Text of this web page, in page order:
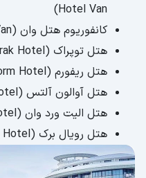
Hotel Van)
کانفوریوم هتل وان (The Conforium Hotel Van)
هتل توپراک (Toprak Hotel)
هتل ریفورم (Reform Hotel)
هتل آوالون آلتس (Avalon Altes Hotel)
هتل الیت ورد وان (Elite World Van Hotel)
هتل رویال برک (Royal Berk Hotel)